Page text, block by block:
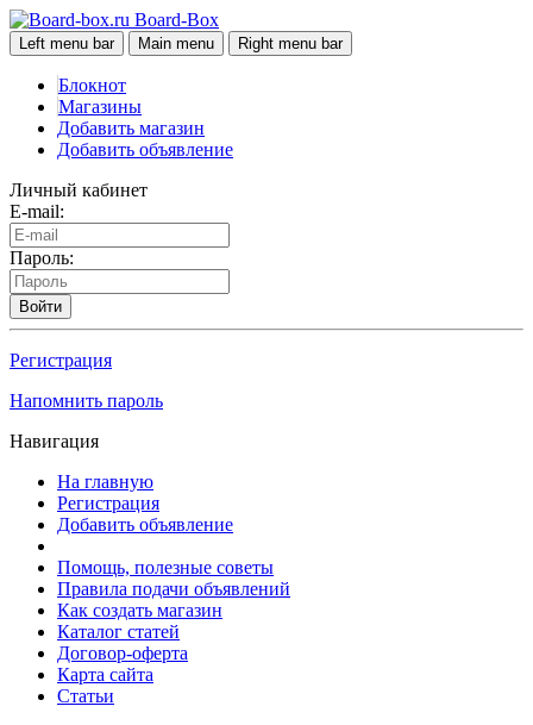
Board-Box
Left menu bar Main menu Right menu bar
Блокнот
Магазины
Добавить магазин
Добавить объявление
Личный кабинет
E-mail:
Пароль:
Войти
Регистрация
Напомнить пароль
Навигация
На главную
Регистрация
Добавить объявление
Помощь, полезные советы
Правила подачи объявлений
Как создать магазин
Каталог статей
Договор-оферта
Карта сайта
Статьи